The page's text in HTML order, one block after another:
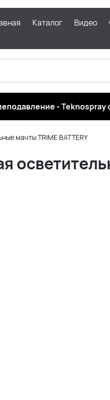
Каталог Видео
- Teknospray
пыли для угля,
мачты TRIME BATTERY